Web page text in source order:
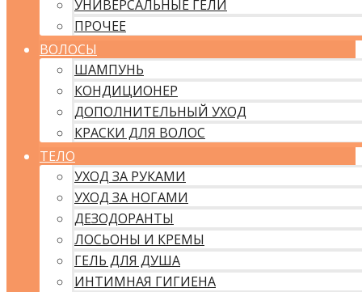
УНИВЕРСАЛЬНЫЕ ГЕЛИ
ПРОЧЕЕ
ВОЛОСЫ
ШАМПУНЬ
КОНДИЦИОНЕР
ДОПОЛНИТЕЛЬНЫЙ УХОД
КРАСКИ ДЛЯ ВОЛОС
ТЕЛО
УХОД ЗА РУКАМИ
УХОД ЗА НОГАМИ
ДЕЗОДОРАНТЫ
ЛОСЬОНЫ И КРЕМЫ
ГЕЛЬ ДЛЯ ДУША
ИНТИМНАЯ ГИГИЕНА